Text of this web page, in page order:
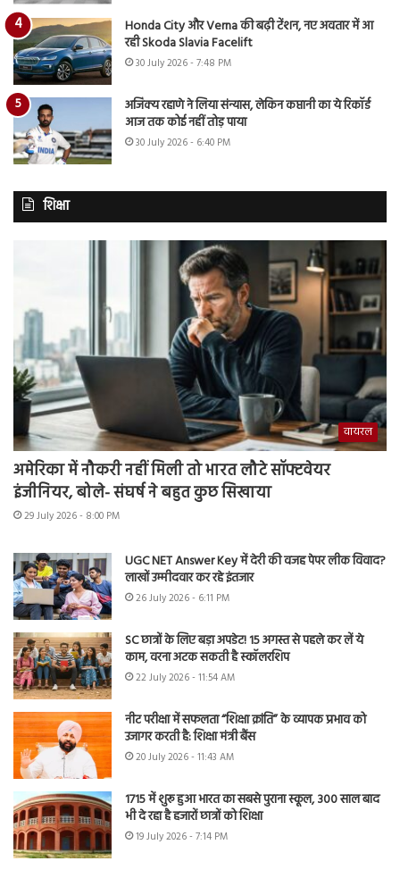
Honda City और Verna की बढ़ी टेंशन, नए अवतार में आ
रही Skoda Slavia Facelift
30 July 2026 - 7:48 PM
अजिंक्य रहाणे ने लिया संन्यास, लेकिन कप्तानी का ये रिकॉर्ड
आज तक कोई नहीं तोड़ पाया
30 July 2026 - 6:40 PM
शिक्षा
वायरल
अमेरिका में नौकरी नहीं मिली तो भारत लौटे सॉफ्टवेयर
इंजीनियर, बोले- संघर्ष ने बहुत कुछ सिखाया
29 July 2026 - 8:00 PM
UGC NET Answer Key में देरी की वजह पेपर लीक विवाद?
लाखों उम्मीदवार कर रहे इंतजार
26 July 2026 - 6:11 PM
SC छात्रों के लिए बड़ा अपडेट! 15 अगस्त से पहले कर लें ये
काम, वरना अटक सकती है स्कॉलरशिप
22 July 2026 - 11:54 AM
नीट परीक्षा में सफलता “शिक्षा क्रांति” के व्यापक प्रभाव को
उजागर करती है: शिक्षा मंत्री बैंस
20 July 2026 - 11:43 AM
1715 में शुरू हुआ भारत का सबसे पुराना स्कूल, 300 साल बाद
भी दे रहा है हजारों छात्रों को शिक्षा
19 July 2026 - 7:14 PM